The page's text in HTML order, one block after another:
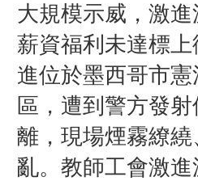
大規模示威，激
薪資福利未達標
進位於墨西哥市
區，遭到警方發
離，現場煙霧繚
亂。教師工會激